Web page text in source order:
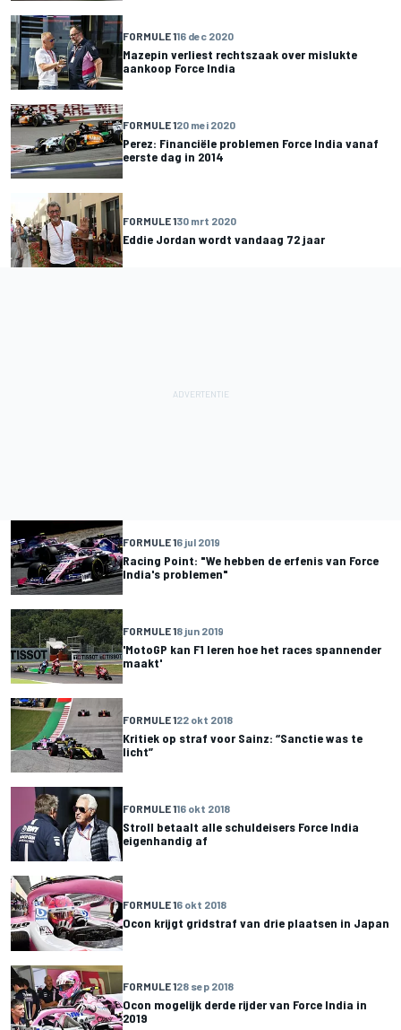
FORMULE 116 dec 2020
Mazepin verliest rechtszaak over mislukte
aankoop Force India
FORMULE 120 mei 2020
Perez: Financiële problemen Force India vanaf
eerste dag in 2014
FORMULE 130 mrt 2020
Eddie Jordan wordt vandaag 72 jaar
FORMULE 16 jul 2019
Racing Point: "We hebben de erfenis van Force
India's problemen"
FORMULE 18 jun 2019
'MotoGP kan F1 leren hoe het races spannender
maakt'
FORMULE 122 okt 2018
Kritiek op straf voor Sainz: “Sanctie was te
licht”
FORMULE 116 okt 2018
Stroll betaalt alle schuldeisers Force India
eigenhandig af
FORMULE 16 okt 2018
Ocon krijgt gridstraf van drie plaatsen in Japan
FORMULE 128 sep 2018
Ocon mogelijk derde rijder van Force India in
2019